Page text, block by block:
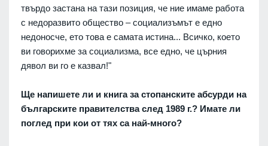
твърдо застана на тази позиция, че ние имаме работа
с недоразвито общество – социализъмът е едно
недоносче, ето това е самата истина... Всичко, което
ви говорихме за социализма, все едно, че църния
дявол ви го е казвал!"
Ще напишете ли и книга за стопанските абсурди на
българските правителства след 1989 г.? Имате ли
поглед при кои от тях са най-много?